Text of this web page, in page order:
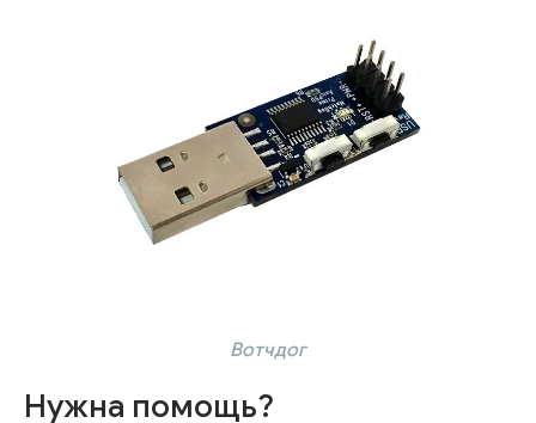
Вотчдог
Нужна помощь?